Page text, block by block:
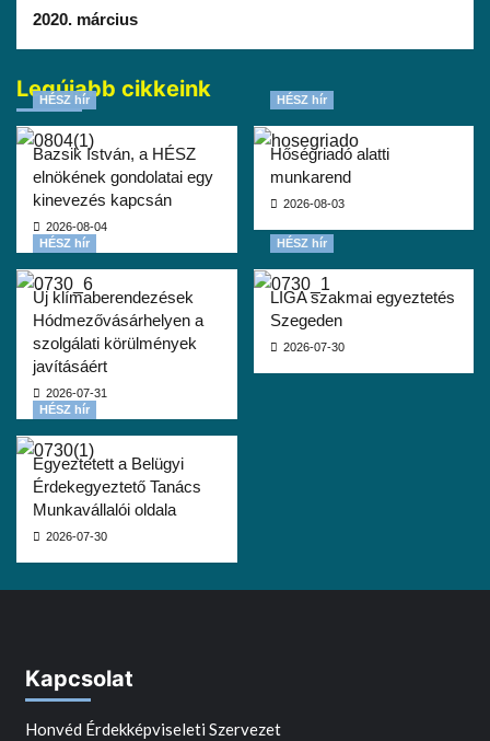
2020. március
Legújabb cikkeink
HÉSZ hír
Bazsik István, a HÉSZ
elnökének gondolatai egy
kinevezés kapcsán
2026-08-04
HÉSZ hír
Hőségriadó alatti
munkarend
2026-08-03
HÉSZ hír
Új klímaberendezések
Hódmezővásárhelyen a
szolgálati körülmények
javításáért
2026-07-31
HÉSZ hír
LIGA szakmai egyeztetés
Szegeden
2026-07-30
HÉSZ hír
Egyeztetett a Belügyi
Érdekegyeztető Tanács
Munkavállalói oldala
2026-07-30
Kapcsolat
Honvéd Érdekképviseleti Szervezet